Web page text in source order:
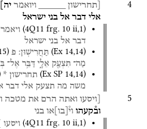
4 [תחרישון ויואמר
אלי דבר אל בני ישראל
(4Q11 frg. 10 ii,1) ויאמר
דבר אל בני ישראל
(Ex 14,14) תַּחֲרִישֽׁוּן׃ פ )
מַה־ תִּצְעַ֖ק אֵלָ֑י דַּבֵּ֥ר אֶל־
(Ex SP 14,14) תחרישון *
משה מה תצעק אלי דבר
5 [ויסעו ואתה הרם את מטכה
וב֯קעהו וי֯ בו או בני
(4Q11 frg. 10 ii,1) ויסעו